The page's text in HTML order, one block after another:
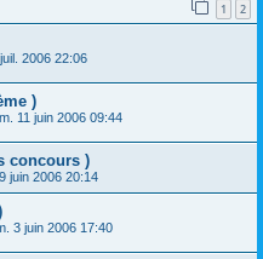
1 2
2006 22:06
)
11 juin 2006 09:44
concours )
juin 2006 20:14
3 juin 2006 17:40